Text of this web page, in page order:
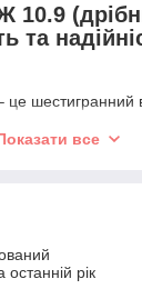
10.9
та
шестигранний
DIN 961. Завдяки
що дозволяє
Болти без
все
останній рік